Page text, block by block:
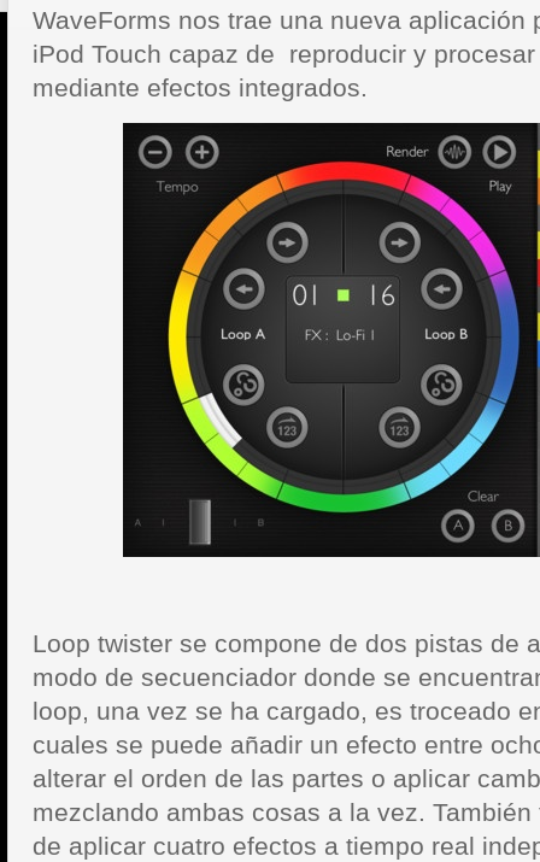
WaveForms nos trae una nueva aplicación
iPod Touch capaz de reproducir y
mediante efectos integrados.
Loop twister se compone de dos pistas de
modo de secuenciador donde se
loop, una vez se ha cargado, es troceado
cuales se puede añadir un efecto entre
alterar el orden de las partes o aplicar
mezclando ambas cosas a la vez.
de aplicar cuatro efectos a tiempo real